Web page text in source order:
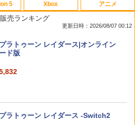
ル便OK]【新品】【NS2H】ゲーム
ナログスティックカバー リラック
すやすやリラックマ[在庫品]
ル便OK]【新品】【PS5】MotoGP
PS5版］[在庫品]
ール便】 | プレーステーション プレ
古】 この世界の片隅に ブックレッ
/ 片渕須直 / バンダイビジュアル [Bl
ray]【メール便送料無料】【最短翌日
売ランキング
更新日時：2026/08/07 00:12
ラトゥーン レイダース|オンライン
ド版
ラトゥーン レイダース -Switch2
5 Xbox アニメ